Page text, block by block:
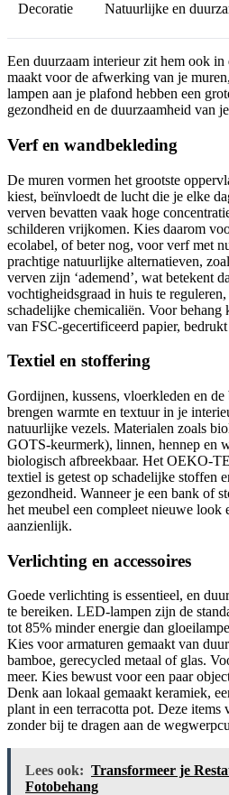
Decoratie Natuurlijke en
Een duurzaam interieur zit hem ook in
maakt voor de afwerking van je
lampen aan je plafond hebben een
gezondheid en de duurzaamheid van
Verf en wandbekleding
De muren vormen het grootste
kiest, beïnvloedt de lucht die je elke
verven bevatten vaak hoge
schilderen vrijkomen. Kies daarom
ecolabel, of beter nog, voor verf met
prachtige natuurlijke alternatieven,
verven zijn ‘ademend’, wat betekent
vochtigheidsgraad in huis te
schadelijke chemicaliën. Voor behang
van FSC-gecertificeerd papier,
Textiel en stoffering
Gordijnen, kussens, vloerkleden en
brengen warmte en textuur in je
natuurlijke vezels. Materialen zoals
GOTS-keurmerk), linnen, hennep en
biologisch afbreekbaar. Het OEKO-
textiel is getest op schadelijke stoffen
gezondheid. Wanneer je een bank of
het meubel een compleet nieuwe look
aanzienlijk.
Verlichting en accessoires
Goede verlichting is essentieel, en
te bereiken. LED-lampen zijn de
tot 85% minder energie dan
Kies voor armaturen gemaakt van
bamboe, gerecycled metaal of glas.
meer. Kies bewust voor een paar
Denk aan lokaal gemaakt keramiek,
plant in een terracotta pot. Deze items
zonder bij te dragen aan de
Lees ook: Transformeer je
Fotobehang